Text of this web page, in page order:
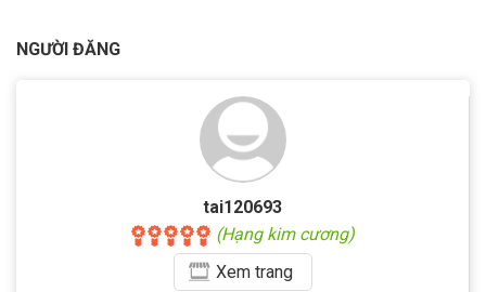
NGƯỜI ĐĂNG
tai120693
(Hạng kim cương)
Xemtrang